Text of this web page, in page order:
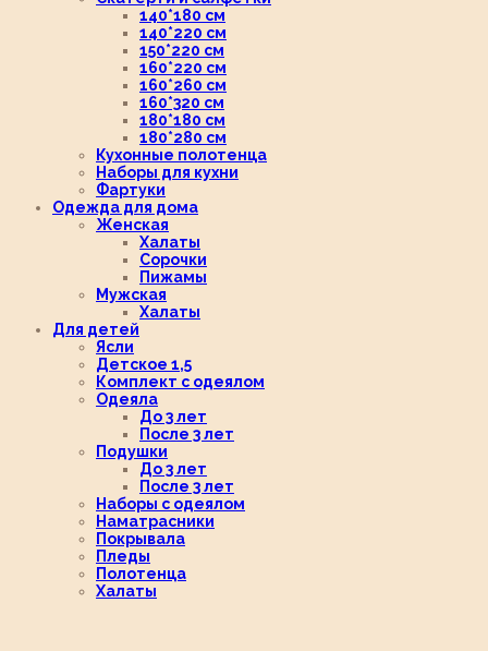
140*180 см
140*220 см
150*220 см
160*220 см
160*260 см
160*320 см
180*180 см
180*280 см
Кухонные полотенца
Наборы для кухни
Фартуки
Одежда для дома
Женская
Халаты
Сорочки
Пижамы
Мужская
Халаты
Для детей
Ясли
Детское 1,5
Комплект с одеялом
Одеяла
До 3 лет
После 3 лет
Подушки
До 3 лет
После 3 лет
Наборы с одеялом
Наматрасники
Покрывала
Пледы
Полотенца
Халаты